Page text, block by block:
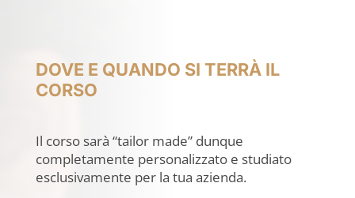
DOVE E QUANDO SI TERRÀ IL
CORSO
Il corso sarà “tailor made” dunque
completamente personalizzato e studiato
esclusivamente per la tua azienda.